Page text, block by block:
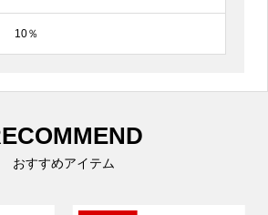
10％
おすすめアイテム